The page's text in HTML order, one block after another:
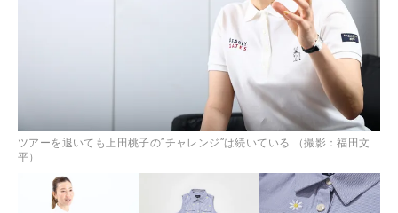
ツアーを退いても上田桃子の”チャレンジ”は続いている （撮影：福田文
平）